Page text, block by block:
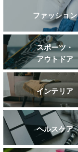
ファッション
スポーツ・
アウトドア
インテリア
ヘルスケア